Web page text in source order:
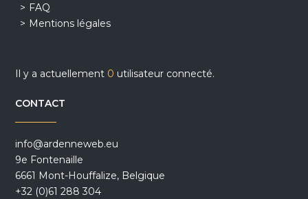
FAQ
Mentions légales
Il y a actuellement 0 utilisateur connecté.
CONTACT
info@ardenneweb.eu
9e Fontenaille
6661 Mont-Houffalize, Belgique
+32 (0)61 288 304